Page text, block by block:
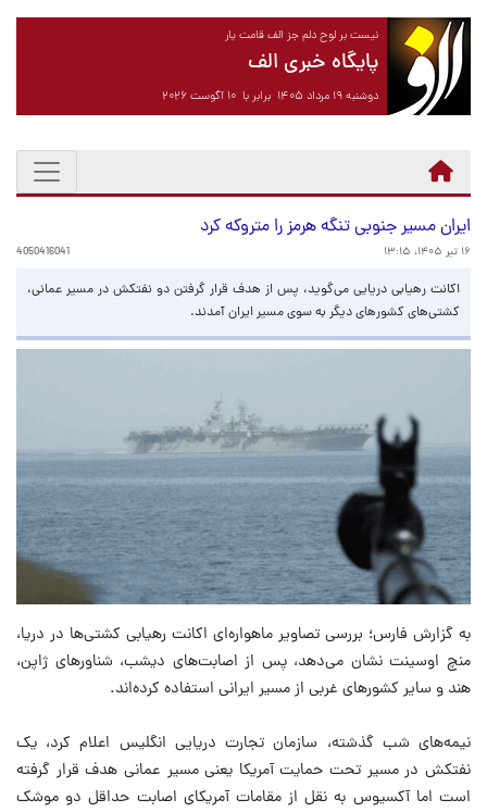
نیست بر لوح دلم جز الف قامت یار
پایگاه خبری الف
دوشنبه ۱۹ مرداد ۱۴۰۵ برابر با ۱۰ آگوست ۲۰۲۶
ایران مسیر جنوبی تنگه هرمز را متروکه کرد
۱۶ تیر ۱۴۰۵، ۱۳:۱۵ 4050416041
اکانت رهیابی دریایی می‌گوید، پس از هدف قرار گرفتن دو نفتکش در مسیر عمانی،
کشتی‌های کشورهای دیگر به سوی مسیر ایران آمدند.
به گزارش فارس؛ بررسی تصاویر ماهواره‌ای اکانت رهیابی کشتی‌ها در دریا،
منچ اوسینت نشان می‌دهد، پس از اصابت‌های دیشب، شناورهای ژاپن،
هند و سایر کشورهای غربی از مسیر ایرانی استفاده کرده‌اند.
نیمه‌های شب گذشته، سازمان تجارت دریایی انگلیس اعلام کرد، یک
نفتکش در مسیر تحت حمایت آمریکا یعنی مسیر عمانی هدف قرار گرفته
است اما آکسیوس به نقل از مقامات آمریکای اصابت حداقل دو موشک